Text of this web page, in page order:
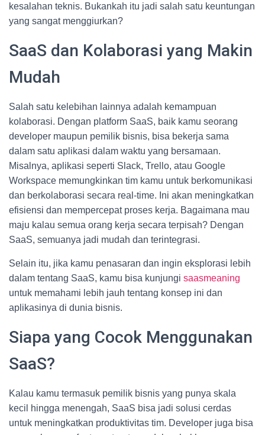
kesalahan teknis. Bukankah itu jadi salah satu keuntungan
yang sangat menggiurkan?
SaaS dan Kolaborasi yang Makin
Mudah
Salah satu kelebihan lainnya adalah kemampuan
kolaborasi. Dengan platform SaaS, baik kamu seorang
developer maupun pemilik bisnis, bisa bekerja sama
dalam satu aplikasi dalam waktu yang bersamaan.
Misalnya, aplikasi seperti Slack, Trello, atau Google
Workspace memungkinkan tim kamu untuk berkomunikasi
dan berkolaborasi secara real-time. Ini akan meningkatkan
efisiensi dan mempercepat proses kerja. Bagaimana mau
maju kalau semua orang kerja secara terpisah? Dengan
SaaS, semuanya jadi mudah dan terintegrasi.
Selain itu, jika kamu penasaran dan ingin eksplorasi lebih
dalam tentang SaaS, kamu bisa kunjungi saasmeaning
untuk memahami lebih jauh tentang konsep ini dan
aplikasinya di dunia bisnis.
Siapa yang Cocok Menggunakan
SaaS?
Kalau kamu termasuk pemilik bisnis yang punya skala
kecil hingga menengah, SaaS bisa jadi solusi cerdas
untuk meningkatkan produktivitas tim. Developer juga bisa